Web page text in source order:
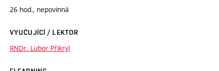
26 hod., nepovinná
VYUČUJÍCÍ / LEKTOR
RNDr. Lubor Přikryl